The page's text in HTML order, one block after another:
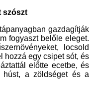
szószt
gazdagítják
fogyaszt belőle eleget.
locsold
hozzá egy csipet sót, és
előtte ecetbe, és
a zöldséget és a